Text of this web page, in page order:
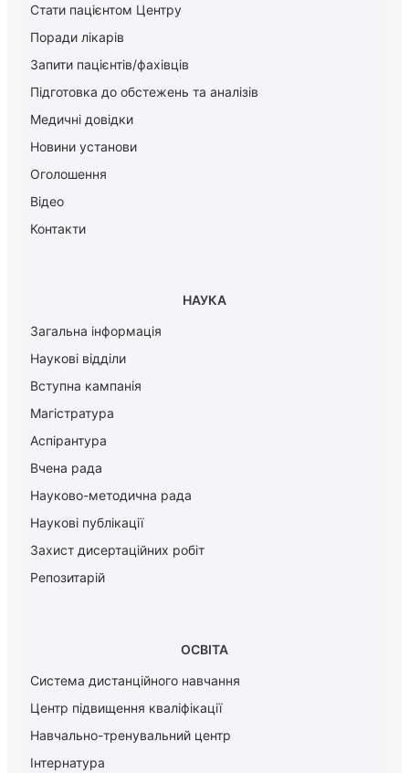
Стати пацієнтом Центру
Поради лікарів
Запити пацієнтів/фахівців
Підготовка до обстежень та аналізів
Медичні довідки
Новини установи
Оголошення
Відео
Контакти
НАУКА
Загальна інформація
Наукові відділи
Вступна кампанія
Магістратура
Аспірантура
Вчена рада
Науково-методична рада
Наукові публікації
Захист дисертаційних робіт
Репозитарій
ОСВІТА
Система дистанційного навчання
Центр підвищення кваліфікації
Навчально-тренувальний центр
Інтернатура